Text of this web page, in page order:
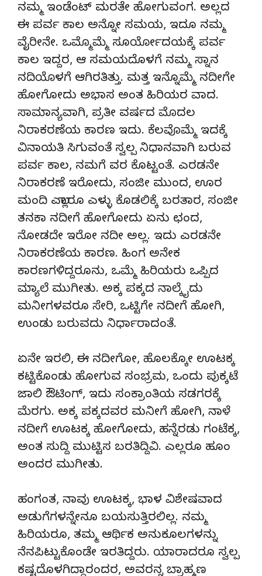
ನಮ್ಮ ಇಂಡೆಂಟ್ ಮರತೇ ಹೋಗುವಂಗ. ಅಲ್ಲದ
ಈ ಪರ್ವ ಕಾಲ ಅನ್ನೋ ಸಮಯ, ಇದೂ ನಮ್ಮ
ವೈರೀನೇ. ಒಮ್ಮೊಮ್ಮೆ ಸೂರ್ಯೋದಯಕ್ಕೆ ಪರ್ವ
ಕಾಲ ಇದ್ದರ, ಆ ಸಮಯದೊಳಗೆ ನಮ್ಮ ಸ್ನಾನ
ನದಿಯೊಳಗೆ ಆಗಿರತಿತ್ತು. ಮತ್ತ ಇನ್ನೊಮ್ಮೆ ನದೀಗೇ
ಹೋಗೋದು ಅಭಾಸ ಅಂತ ಹಿರಿಯರ ವಾದ.
ಸಾಮಾನ್ಯವಾಗಿ, ಪ್ರತೀ ವರ್ಷದ ಮೊದಲ
ನಿರಾಕರಣೆಯ ಕಾರಣ ಇದು. ಕೆಲವೊಮ್ಮೆ ಇದಕ್ಕೆ
ವಿನಾಯತಿ ಸಿಗುವಂತೆ ಸ್ವಲ್ಪ ನಿಧಾನವಾಗಿ ಬರುವ
ಪರ್ವ ಕಾಲ, ನಮಗೆ ವರ ಕೊಟ್ಟಂತೆ. ಎರಡನೇ
ನಿರಾಕರಣೆ ಇರೋದು, ಸಂಜೀ ಮುಂದ, ಊರ
ಮಂದಿ ಎಲ್ಲಾರೂ ಎಳ್ಳು ಕೊಡಲಿಕ್ಕೆ ಬರತಾರ, ಸಂಜೀ
ತನಕಾ ನದೀಗೆ ಹೋಗೋದು ಏನು ಛಂದ,
ನೋಡದೇ ಇರೋ ನದೀ ಅಲ್ಲ. ಇದು ಎರಡನೇ
ನಿರಾಕರಣೆಯ ಕಾರಣ. ಹಿಂಗ ಅನೇಕ
ಕಾರಣಗಳಿದ್ದರೂನು, ಒಮ್ಮೆ ಹಿರಿಯರು ಒಪ್ಪಿದ
ಮ್ಯಾಲೆ ಮುಗೀತು. ಅಕ್ಕ ಪಕ್ಕದ ನಾಲ್ಕೈದು
ಮನೀಗಳವರೂ ಸೇರಿ, ಒಟ್ಟಿಗೇ ನದೀಗೆ ಹೋಗಿ,
ಉಂಡು ಬರುವದು ನಿರ್ಧಾರಾದಂತೆ.
ಏನೇ ಇರಲಿ, ಈ ನದೀಗೋ, ಹೊಲಕ್ಕೋ ಊಟಕ್ಕ
ಕಟ್ಟಿಕೊಂಡು ಹೋಗುವ ಸಂಭ್ರಮ, ಒಂದು ಪುಕ್ಕಟೆ
ಜಾಲಿ ಔಟಿಂಗ್, ಇದು ಸಂಕ್ರಾಂತಿಯ ಸಡಗರಕ್ಕೆ
ಮೆರಗು. ಅಕ್ಕ ಪಕ್ಕದವರ ಮನೀಗೆ ಹೋಗಿ, ನಾಳೆ
ನದೀಗೆ ಊಟಕ್ಕ ಹೋಗೋದು, ಹನ್ನೆರಡು ಗಂಟೆಕ್ಕ,
ಅಂತ ಸುದ್ದಿ ಮುಟ್ಟಿಸ ಬರತಿದ್ದಿವಿ. ಎಲ್ಲರೂ ಹೂಂ
ಅಂದರ ಮುಗೀತು.
ಹಂಗಂತ, ನಾವು ಊಟಕ್ಕ, ಭಾಳ ವಿಶೇಷವಾದ
ಅಡುಗೆಗಳನ್ನೇನೂ ಬಯಸುತ್ತಿರಲಿಲ್ಲ. ನಮ್ಮ
ಹಿರಿಯರೂ, ತಮ್ಮ ಆರ್ಥಿಕ ಅನುಕೂಲಗಳನ್ನು
ನೆನಪಿಟ್ಟುಕೊಂಡೇ ಇರತಿದ್ದರು. ಯಾರಾದರೂ ಸ್ವಲ್ಪ
ಕಷ್ಟದೊಳಗಿದ್ದಾರಂದರ, ಅವರನ್ನ ಬ್ರಾಹ್ಮಣ